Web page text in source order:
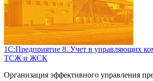
1С:Предприятие 8. Учет в управляющих
ТСЖ и ЖСК
Организация эффективного управления